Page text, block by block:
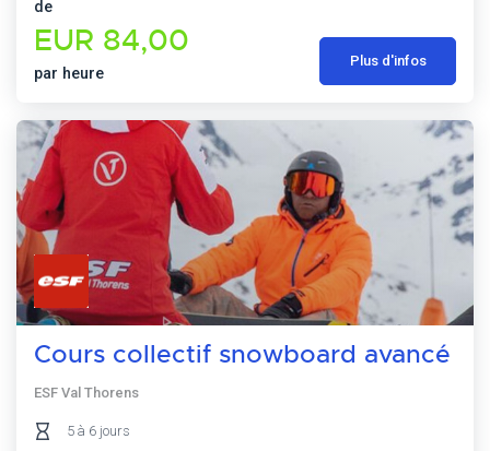
de
EUR 84,00
par heure
Plus d'infos
Cours collectif snowboard avancé
ESF Val Thorens
5 à 6 jours